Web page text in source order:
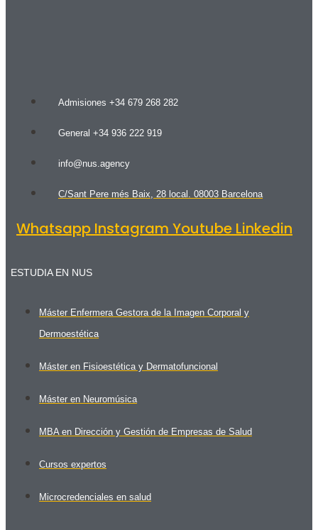
Admisiones +34 679 268 282
General +34 936 222 919
info@nus.agency
C/Sant Pere més Baix, 28 local. 08003 Barcelona
Whatsapp Instagram Youtube Linkedin
ESTUDIA EN NUS
Máster Enfermera Gestora de la Imagen Corporal y
Dermoestética
Máster en Fisioestética y Dermatofuncional
Máster en Neuromúsica
MBA en Dirección y Gestión de Empresas de Salud
Cursos expertos
Microcredenciales en salud